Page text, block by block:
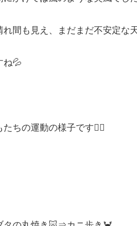
れ間も見え、まだまだ不安定な
ね💦
たちの運動の様子です🏋️‍♂️